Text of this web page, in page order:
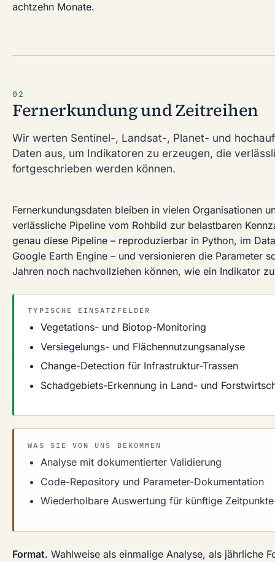
achtzehn Monate.
02
Fernerkundung und Zeitreihen
Wir werten Sentinel-, Landsat-, Planet- und
Daten aus, um Indikatoren zu erzeugen, die
fortgeschrieben werden können.
Fernerkundungsdaten bleiben in vielen Organisationen
verlässliche Pipeline vom Rohbild zur belastbaren
genau diese Pipeline – reproduzierbar in Python, im
Google Earth Engine – und versionieren die Parameter
Jahren noch nachvollziehen können, wie ein Indikator
TYPISCHE EINSATZFELDER
Vegetations- und Biotop-Monitoring
Versiegelungs- und Flächennutzungsanalyse
Change-Detection für Infrastruktur-Trassen
Schadgebiets-Erkennung in Land- und
WAS SIE VON UNS BEKOMMEN
Analyse mit dokumentierter Validierung
Code-Repository und Parameter-Dokumentation
Wiederholbare Auswertung für künftige Zeitpunkte
Format. Wahlweise als einmalige Analyse, als jährliche